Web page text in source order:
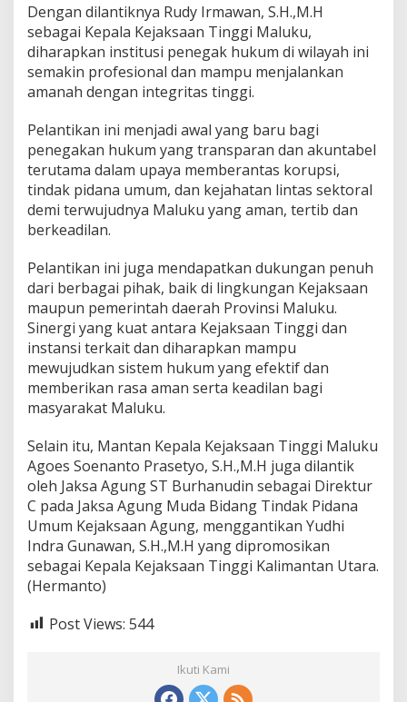
a
K
e
j
a
k
a
n
T
i
n
M
a
l
u
k
u
Dengan dilantiknya Rudy Irmawan, S.H.,M.H
sebagai Kepala Kejaksaan Tinggi Maluku,
diharapkan institusi penegak hukum di wilayah ini
semakin profesional dan mampu menjalankan
amanah dengan integritas tinggi.
Pelantikan ini menjadi awal yang baru bagi
penegakan hukum yang transparan dan akuntabel
terutama dalam upaya memberantas korupsi,
tindak pidana umum, dan kejahatan lintas sektoral
demi terwujudnya Maluku yang aman, tertib dan
berkeadilan.
Pelantikan ini juga mendapatkan dukungan penuh
dari berbagai pihak, baik di lingkungan Kejaksaan
maupun pemerintah daerah Provinsi Maluku.
Sinergi yang kuat antara Kejaksaan Tinggi dan
instansi terkait dan diharapkan mampu
mewujudkan sistem hukum yang efektif dan
memberikan rasa aman serta keadilan bagi
masyarakat Maluku.
Selain itu, Mantan Kepala Kejaksaan Tinggi Maluku
Agoes Soenanto Prasetyo, S.H.,M.H juga dilantik
oleh Jaksa Agung ST Burhanudin sebagai Direktur
C pada Jaksa Agung Muda Bidang Tindak Pidana
Umum Kejaksaan Agung, menggantikan Yudhi
Indra Gunawan, S.H.,M.H yang dipromosikan
sebagai Kepala Kejaksaan Tinggi Kalimantan Utara.
(Hermanto)
Post Views: 544
Ikuti Kami